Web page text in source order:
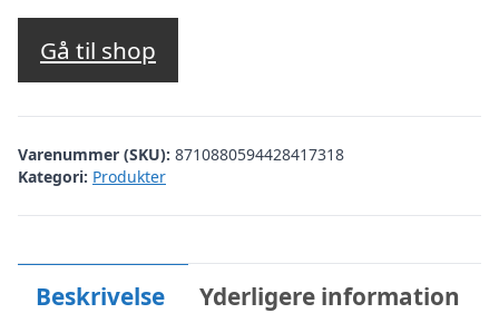
Gå til shop
Varenummer (SKU): 8710880594428417318
Kategori: Produkter
Beskrivelse Yderligere information